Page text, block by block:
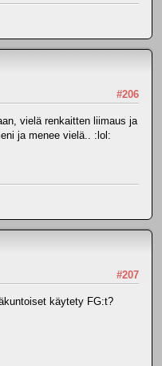
#206
vielä renkaitten liimaus ja
ja menee vielä.. :lol:
#207
käytety FG:t?